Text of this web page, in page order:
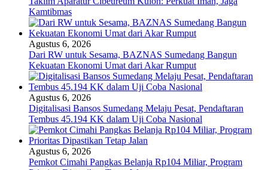
Kamtibmas
Agustus 6, 2026
Dari RW untuk Sesama, BAZNAS Sumedang Bangun
Kekuatan Ekonomi Umat dari Akar Rumput
Agustus 6, 2026
Digitalisasi Bansos Sumedang Melaju Pesat, Pendaftaran
Tembus 45.194 KK dalam Uji Coba Nasional
Agustus 6, 2026
Pemkot Cimahi Pangkas Belanja Rp104 Miliar, Program